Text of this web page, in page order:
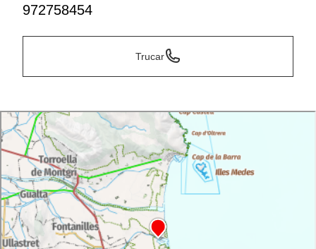
972758454
Trucar